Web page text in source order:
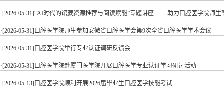
·[2026-05-31]“AI时代的馆藏资源推荐与阅读赋能”专题讲座 ——助力口腔医学院师生
·[2026-05-31] 口腔医学院师生参加安徽省口腔医学会第9次全省口腔医学学术会议
·[2026-05-31] 口腔医学院举行专业认证调研反馈会
·[2026-05-31] 口腔医学院赴厦门医学院开展口腔医学专业认证学习研讨活动
·[2026-05-13] 口腔医学院顺利开展2026届毕业生口腔医学技能考试